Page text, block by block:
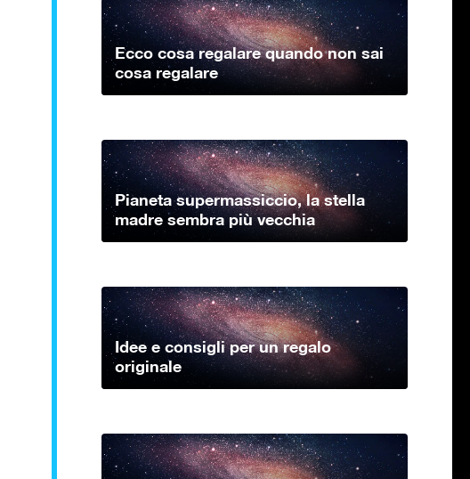
Ecco cosa regalare quando non sai
cosa regalare
Pianeta supermassiccio, la stella
madre sembra più vecchia
Idee e consigli per un regalo
originale